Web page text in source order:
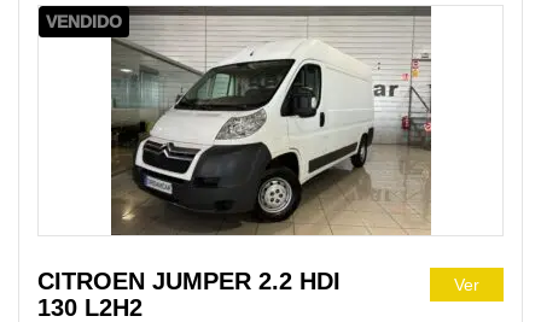
VENDIDO
CITROEN JUMPER 2.2 HDI
130 L2H2
Ver